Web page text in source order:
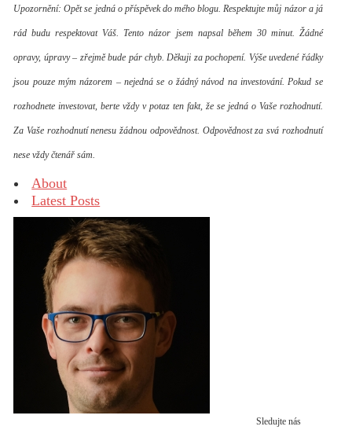
Upozornění: Opět se jedná o příspěvek do mého blogu. Respektujte můj názor a já
rád budu respektovat Váš. Tento názor jsem napsal během 30 minut. Žádné
opravy, úpravy – zřejmě bude pár chyb. Děkuji za pochopení. Výše uvedené řádky
jsou pouze mým názorem – nejedná se o žádný návod na investování. Pokud se
rozhodnete investovat, berte vždy v potaz ten fakt, že se jedná o Vaše rozhodnutí.
Za Vaše rozhodnutí nenesu žádnou odpovědnost. Odpovědnost za svá rozhodnutí
nese vždy čtenář sám.
About
Latest Posts
Sledujte nás